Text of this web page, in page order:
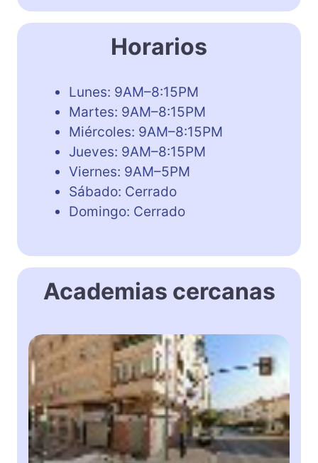
Horarios
Lunes: 9AM–8:15PM
Martes: 9AM–8:15PM
Miércoles: 9AM–8:15PM
Jueves: 9AM–8:15PM
Viernes: 9AM–5PM
Sábado: Cerrado
Domingo: Cerrado
Academias cercanas
A
c
d
e
m
i